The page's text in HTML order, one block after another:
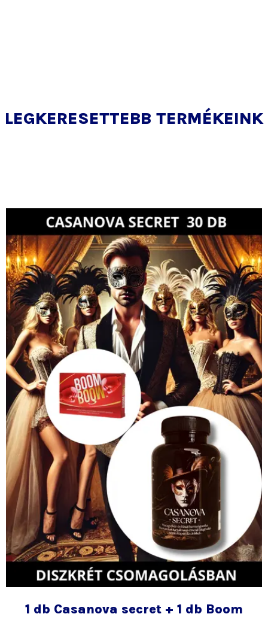
LEGKERESETTEBB TERMÉKEINK
1 db Casanova secret + 1 db Boom
Ár:
21
300 Ft.
Akciós
ár:
21
000 Ft.